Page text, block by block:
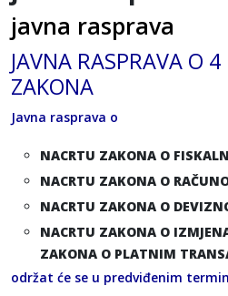
javna rasprava
JAVNA RASPRAVA O 4
ZAKONA
Javna rasprava o
NACRTU ZAKONA O
NACRTU ZAKONA O
NACRTU ZAKONA O
NACRTU ZAKONA O
ZAKONA O PLATNIM
održat će se u predviđenim